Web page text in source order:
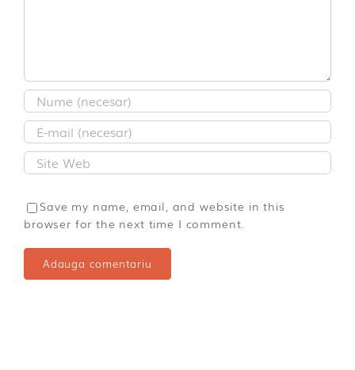
Save my name, email, and website in this
browser for the next time I comment.